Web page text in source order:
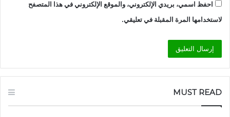
احفظ اسمي، بريدي الإلكتروني، والموقع الإلكتروني في هذا المتصفح
لاستخدامها المرة المقبلة في تعليقي.
MUST READ